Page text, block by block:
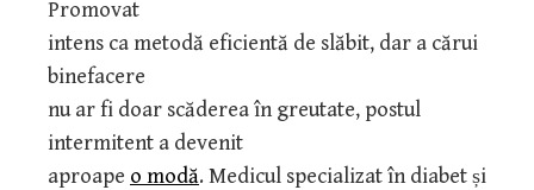
Promovat
intens ca metodă eficientă de slăbit, dar a cărui
binefacere
nu ar fi doar scăderea în greutate, postul
intermitent a devenit
aproape o modă. Medicul specializat în diabet și